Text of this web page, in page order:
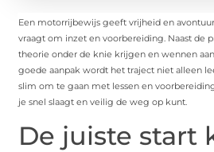
Een motorrijbewijs geeft vrijheid en
vraagt om inzet en voorbereiding. Naast de
theorie onder de knie krijgen en wennen
goede aanpak wordt het traject niet alleen
slim om te gaan met lessen en
je snel slaagt en veilig de weg op kunt.
De juiste start